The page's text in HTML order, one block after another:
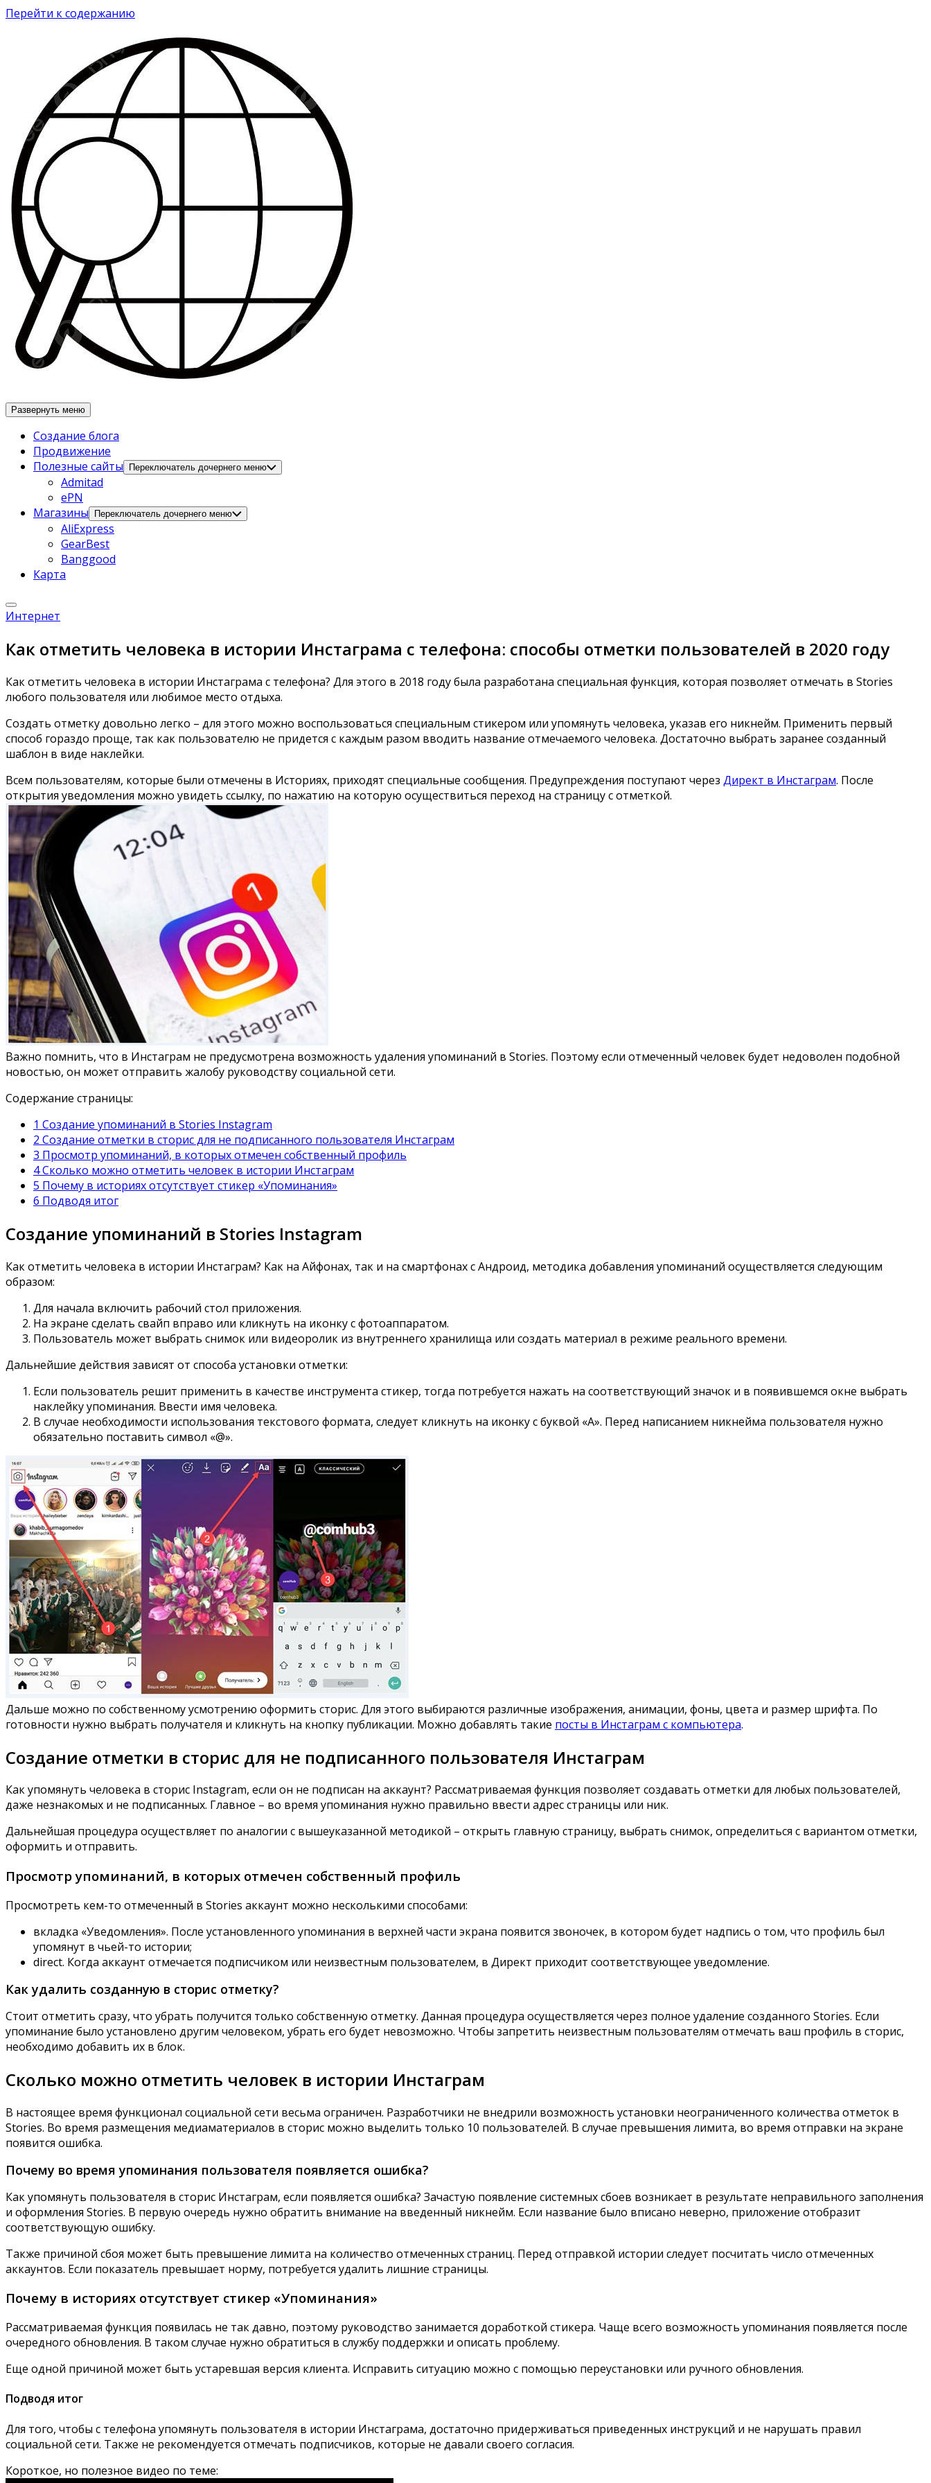
Перейти к содержанию
Развернуть меню
Создание блога
Продвижение
Полезные сайты
Переключатель дочернего меню
Admitad
ePN
Магазины
Переключатель дочернего меню
AliExpress
GearBest
Banggood
Карта
Интернет
Как отметить человека в истории Инстаграма с телефона: способы отметки пользователей в 2020 году
Как отметить человека в истории Инстаграма с телефона? Для этого в 2018 году была разработана специальная функция, которая позволяет отмечать в Stories
любого пользователя или любимое место отдыха.
Создать отметку довольно легко – для этого можно воспользоваться специальным стикером или упомянуть человека, указав его никнейм. Применить первый
способ гораздо проще, так как пользователю не придется с каждым разом вводить название отмечаемого человека. Достаточно выбрать заранее созданный
шаблон в виде наклейки.
Всем пользователям, которые были отмечены в Историях, приходят специальные сообщения. Предупреждения поступают через Директ в Инстаграм. После
открытия уведомления можно увидеть ссылку, по нажатию на которую осуществиться переход на страницу с отметкой.
Важно помнить, что в Инстаграм не предусмотрена возможность удаления упоминаний в Stories. Поэтому если отмеченный человек будет недоволен подобной
новостью, он может отправить жалобу руководству социальной сети.
Содержание страницы:
1 Создание упоминаний в Stories Instagram
2 Создание отметки в сторис для не подписанного пользователя Инстаграм
3 Просмотр упоминаний, в которых отмечен собственный профиль
4 Сколько можно отметить человек в истории Инстаграм
5 Почему в историях отсутствует стикер «Упоминания»
6 Подводя итог
Создание упоминаний в Stories Instagram
Как отметить человека в истории Инстаграм? Как на Айфонах, так и на смартфонах с Андроид, методика добавления упоминаний осуществляется следующим
образом:
Для начала включить рабочий стол приложения.
На экране сделать свайп вправо или кликнуть на иконку с фотоаппаратом.
Пользователь может выбрать снимок или видеоролик из внутреннего хранилища или создать материал в режиме реального времени.
Дальнейшие действия зависят от способа установки отметки:
Если пользователь решит применить в качестве инструмента стикер, тогда потребуется нажать на соответствующий значок и в появившемся окне выбрать
наклейку упоминания. Ввести имя человека.
В случае необходимости использования текстового формата, следует кликнуть на иконку с буквой «А». Перед написанием никнейма пользователя нужно
обязательно поставить символ «@».
Дальше можно по собственному усмотрению оформить сторис. Для этого выбираются различные изображения, анимации, фоны, цвета и размер шрифта. По
готовности нужно выбрать получателя и кликнуть на кнопку публикации. Можно добавлять такие посты в Инстаграм с компьютера.
Создание отметки в сторис для не подписанного пользователя Инстаграм
Как упомянуть человека в сторис Instagram, если он не подписан на аккаунт? Рассматриваемая функция позволяет создавать отметки для любых пользователей,
даже незнакомых и не подписанных. Главное – во время упоминания нужно правильно ввести адрес страницы или ник.
Дальнейшая процедура осуществляет по аналогии с вышеуказанной методикой – открыть главную страницу, выбрать снимок, определиться с вариантом отметки,
оформить и отправить.
Просмотр упоминаний, в которых отмечен собственный профиль
Просмотреть кем-то отмеченный в Stories аккаунт можно несколькими способами:
вкладка «Уведомления». После установленного упоминания в верхней части экрана появится звоночек, в котором будет надпись о том, что профиль был
упомянут в чьей-то истории;
direct. Когда аккаунт отмечается подписчиком или неизвестным пользователем, в Директ приходит соответствующее уведомление.
Как удалить созданную в сторис отметку?
Стоит отметить сразу, что убрать получится только собственную отметку. Данная процедура осуществляется через полное удаление созданного Stories. Если
упоминание было установлено другим человеком, убрать его будет невозможно. Чтобы запретить неизвестным пользователям отмечать ваш профиль в сторис,
необходимо добавить их в блок.
Сколько можно отметить человек в истории Инстаграм
В настоящее время функционал социальной сети весьма ограничен. Разработчики не внедрили возможность установки неограниченного количества отметок в
Stories. Во время размещения медиаматериалов в сторис можно выделить только 10 пользователей. В случае превышения лимита, во время отправки на экране
появится ошибка.
Почему во время упоминания пользователя появляется ошибка?
Как упомянуть пользователя в сторис Инстаграм, если появляется ошибка? Зачастую появление системных сбоев возникает в результате неправильного заполнения
и оформления Stories. В первую очередь нужно обратить внимание на введенный никнейм. Если название было вписано неверно, приложение отобразит
соответствующую ошибку.
Также причиной сбоя может быть превышение лимита на количество отмеченных страниц. Перед отправкой истории следует посчитать число отмеченных
аккаунтов. Если показатель превышает норму, потребуется удалить лишние страницы.
Почему в историях отсутствует стикер «Упоминания»
Рассматриваемая функция появилась не так давно, поэтому руководство занимается доработкой стикера. Чаще всего возможность упоминания появляется после
очередного обновления. В таком случае нужно обратиться в службу поддержки и описать проблему.
Еще одной причиной может быть устаревшая версия клиента. Исправить ситуацию можно с помощью переустановки или ручного обновления.
Подводя итог
Для того, чтобы с телефона упомянуть пользователя в истории Инстаграма, достаточно придерживаться приведенных инструкций и не нарушать правил
социальной сети. Также не рекомендуется отмечать подписчиков, которые не давали своего согласия.
Короткое, но полезное видео по теме: